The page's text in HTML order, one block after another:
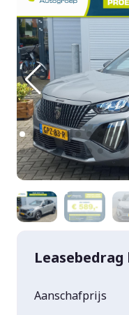
Aanschafprijs